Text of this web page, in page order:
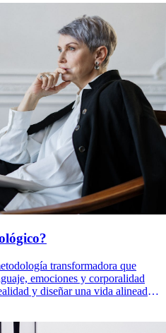
transformadora que
emociones y corporalidad
y diseñar una vida alineada